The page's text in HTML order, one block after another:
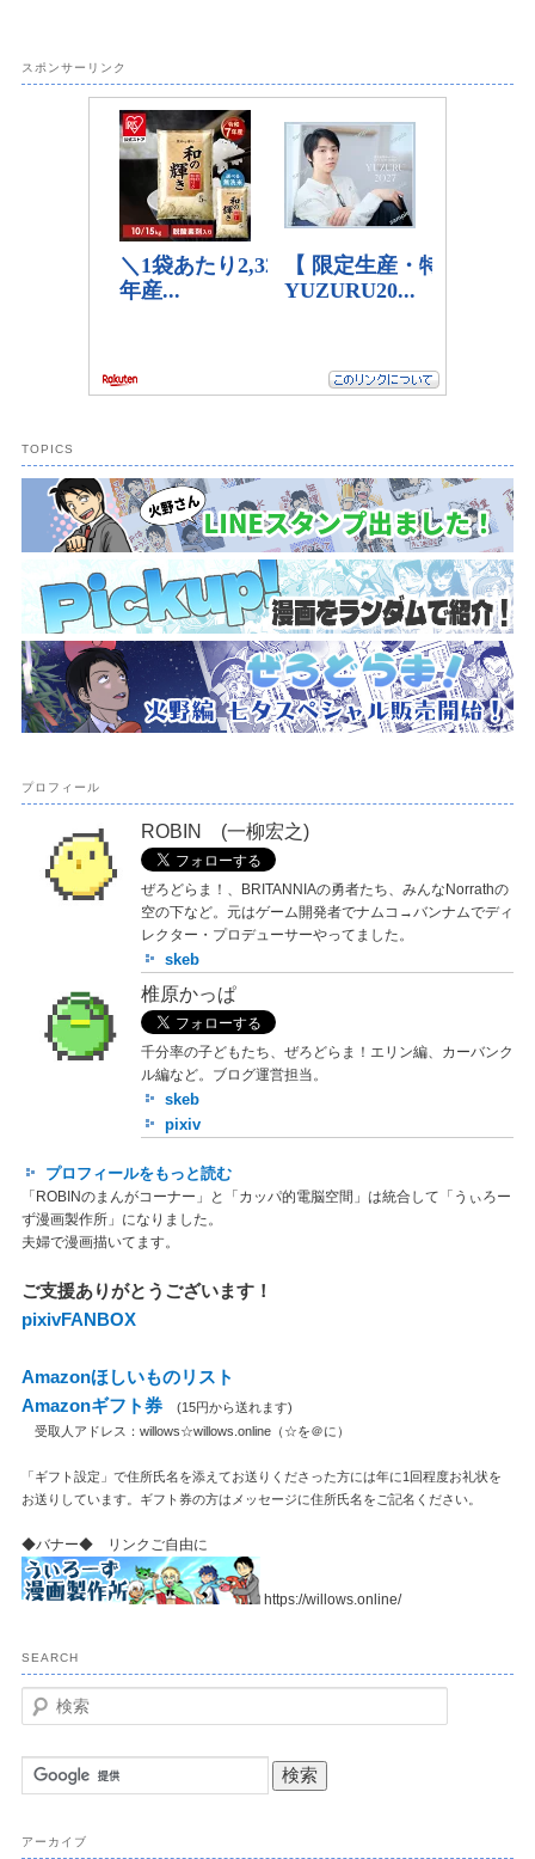
スポンサーリンク
TOPICS
プロフィール
ROBIN (一柳宏之)
ぜろどらま！、BRITANNIAの勇者たち、みんなNorrathの
空の下など。元はゲーム開発者でナムコ→バンナムでディ
レクター・プロデューサーやってました。
skeb
椎原かっぱ
千分率の子どもたち、ぜろどらま！エリン編、カーバンク
ル編など。ブログ運営担当。
skeb
pixiv
プロフィールをもっと読む
「ROBINのまんがコーナー」と「カッパ的電脳空間」は統合して「うぃろー
ず漫画製作所」になりました。
夫婦で漫画描いてます。
ご支援ありがとうございます！
pixivFANBOX
Amazonほしいものリスト
Amazonギフト券
(15円から送れます)
受取人アドレス：willows☆willows.online（☆を＠に）
「ギフト設定」で住所氏名を添えてお送りくださった方には年に1回程度お礼状を
お送りしています。ギフト券の方はメッセージに住所氏名をご記名ください。
◆バナー◆ リンクご自由に
https://willows.online/
SEARCH
検
索
アーカイブ